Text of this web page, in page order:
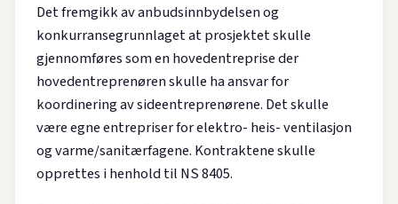
Det fremgikk av anbudsinnbydelsen og
konkurransegrunnlaget at prosjektet skulle
gjennomføres som en hovedentreprise der
hovedentreprenøren skulle ha ansvar for
koordinering av sideentreprenørene. Det skulle
være egne entrepriser for elektro- heis- ventilasjon
og varme/sanitærfagene. Kontraktene skulle
opprettes i henhold til NS 8405.